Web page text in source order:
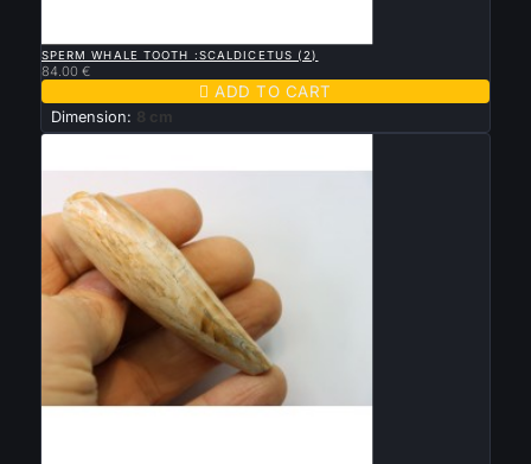
SPERM WHALE TOOTH :SCALDICETUS (2)
84.00 €
 ADD TO CART
Dimension: 8 cm